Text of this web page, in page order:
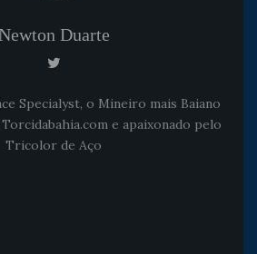
Duarte
Specialyst, o Mineiro mais Baiano
e apaixonado pelo
Tricolor de Aço